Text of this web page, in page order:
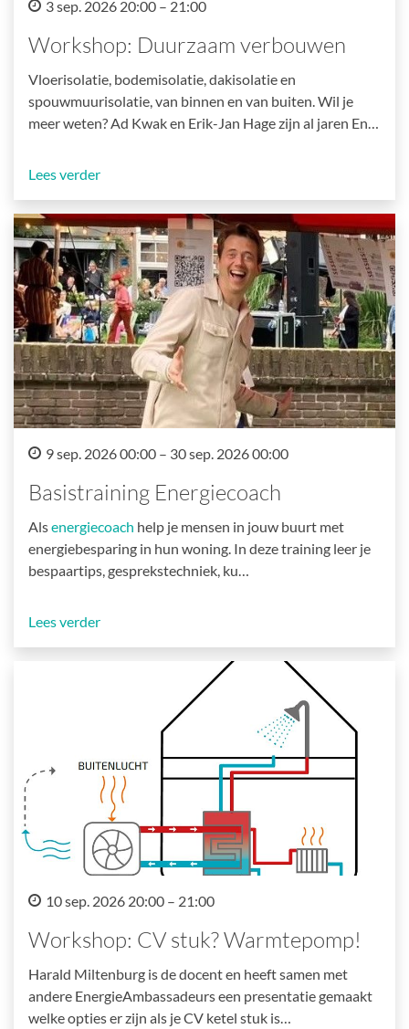
3 sep. 2026 20:00 – 21:00
Workshop: Duurzaam verbouwen
Vloerisolatie, bodemisolatie, dakisolatie en
spouwmuurisolatie, van binnen en van buiten. Wil je
meer weten? Ad Kwak en Erik-Jan Hage zijn al jaren En…
Lees verder
9 sep. 2026 00:00 – 30 sep. 2026 00:00
Basistraining Energiecoach
Alsenergiecoach help je mensen in jouw buurt met
energiebesparing in hun woning. In deze training leer je
bespaartips, gesprekstechniek, ku…
Lees verder
10 sep. 2026 20:00 – 21:00
Workshop: CV stuk? Warmtepomp!
Harald Miltenburg is de docent en heeft samen met
andere EnergieAmbassadeurs een presentatie gemaakt
welke opties er zijn als je CV ketel stuk is…